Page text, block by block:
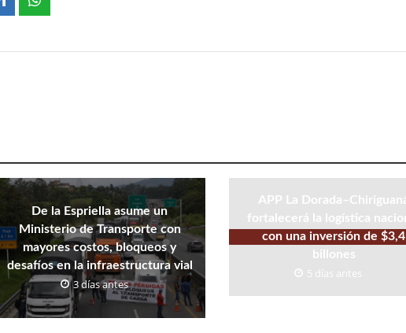
De la Espriella asume un
Ministerio de Transporte con
mayores costos, bloqueos y
desafíos en la infraestructura vial
3 días antes
APP La
fortalecerá la logística
con una inversión de $3,4
billones
5 días antes